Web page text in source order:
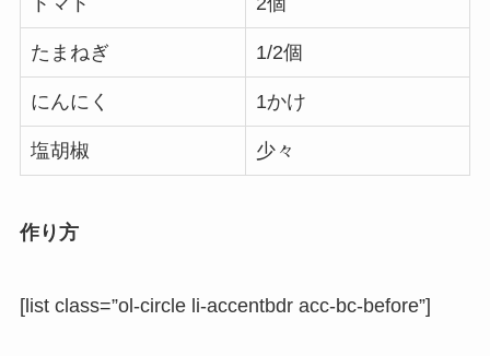
たまねぎ 1/2個
にんにく 1かけ
塩胡椒 少々
作り方
[list class=”ol-circle li-accentbdr acc-bc-before”]